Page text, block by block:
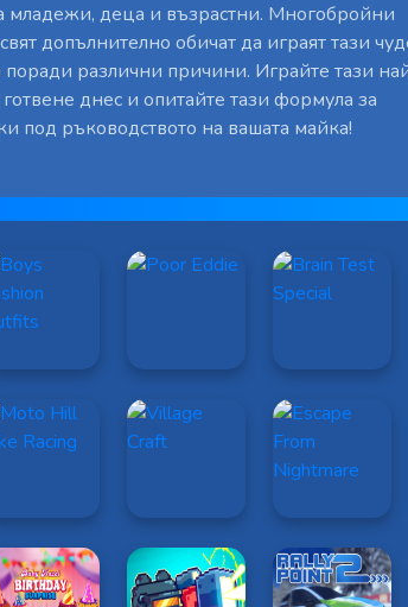
младежи, деца и възрастни. Многобройни
допълнително обичат да играят тази
поради различни причини. Играйте тази
днес и опитайте тази формула за
под ръководството на вашата майка!